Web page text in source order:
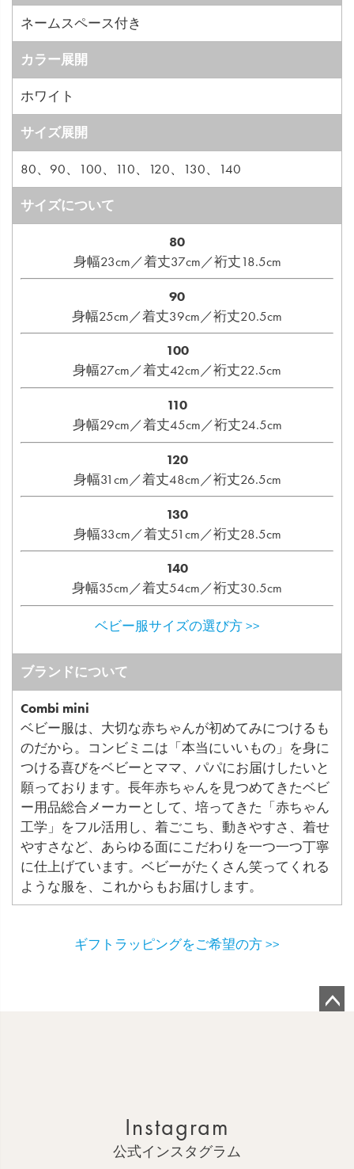
ネームスペース付き
カラー展開
ホワイト
サイズ展開
80、90、100、110、120、130、140
サイズについて
80
身幅23cm／着丈37cm／裄丈18.5cm
90
身幅25cm／着丈39cm／裄丈20.5cm
100
身幅27cm／着丈42cm／裄丈22.5cm
110
身幅29cm／着丈45cm／裄丈24.5cm
120
身幅31cm／着丈48cm／裄丈26.5cm
130
身幅33cm／着丈51cm／裄丈28.5cm
140
身幅35cm／着丈54cm／裄丈30.5cm
ベビー服サイズの選び方 >>
ブランドについて
Combi mini
ベビー服は、大切な赤ちゃんが初めてみにつけるも
のだから。コンビミニは「本当にいいもの」を身に
つける喜びをベビーとママ、パパにお届けしたいと
願っております。長年赤ちゃんを見つめてきたベビ
ー用品総合メーカーとして、培ってきた「赤ちゃん
工学」をフル活用し、着ごこち、動きやすさ、着せ
やすさなど、あらゆる面にこだわりを一つ一つ丁寧
に仕上げています。ベビーがたくさん笑ってくれる
ような服を、これからもお届けします。
ギフトラッピングをご希望の方 >>
Instagram
公式インスタグラム